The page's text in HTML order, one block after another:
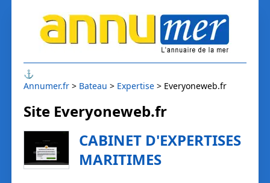
⚓
Annumer.fr
Bateau Expertise Everyoneweb.fr
Site Everyoneweb.fr
CABINET D'EXPERTISES
MARITIMES